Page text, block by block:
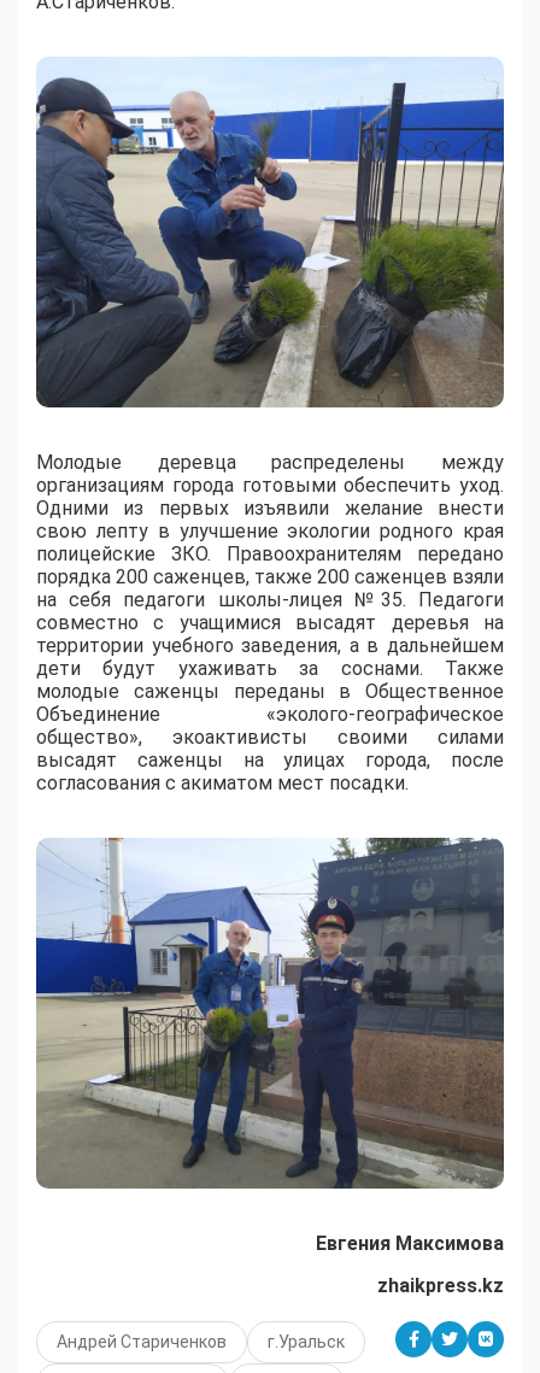
Молодые деревца распределены между
организациям города готовыми обеспечить уход.
Одними из первых изъявили желание внести
свою лепту в улучшение экологии родного края
полицейские ЗКО. Правоохранителям передано
порядка 200 саженцев, также 200 саженцев взяли
на себя педагоги школы-лицея №35. Педагоги
совместно с учащимися высадят деревья на
территории учебного заведения, а в дальнейшем
дети будут ухаживать за соснами. Также
молодые саженцы переданы в Общественное
Объединение «эколого-географическое
общество», экоактивисты своими силами
высадят саженцы на улицах города, после
согласования с акиматом мест посадки.
Евгения Максимова
zhaikpress.kz
Андрей Стариченков г.Уральск